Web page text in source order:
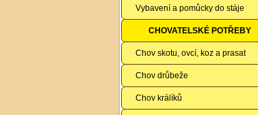
Vybavení a pomůcky do stáje
CHOVATELSKÉ POTŘEBY
Chov skotu, ovcí, koz a prasat
Chov drůbeže
Chov králíků